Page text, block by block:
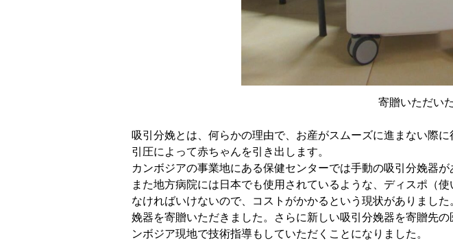
寄贈いただい
吸引分娩とは、何らかの理由で、お産がスムーズに進まない際
引圧によって赤ちゃんを引き出します。
カンボジアの事業地にある保健センターでは手動の吸引分娩器が
また地方病院には日本でも使用されているような、ディスポ（
なければいけないので、コストがかかるという現状がありまし
娩器を寄贈いただきました。さらに新しい吸引分娩器を寄贈先
ンボジア現地で技術指導もしていただくことになりました。